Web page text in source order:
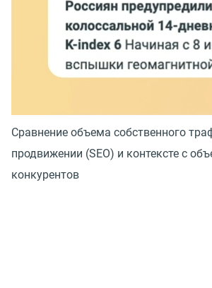
Сравнение объема собственного
продвижении (SEO) и контексте с
конкурентов